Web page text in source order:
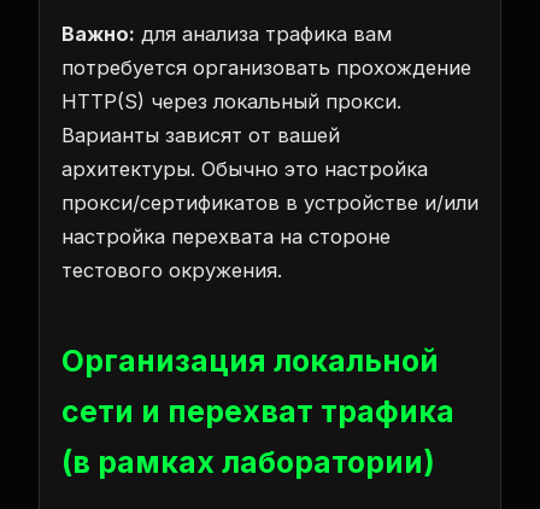
Важно: для анализа трафика вам
потребуется организовать прохождение
HTTP(S) через локальный прокси.
Варианты зависят от вашей
архитектуры. Обычно это настройка
прокси/сертификатов в устройстве и/или
настройка перехвата на стороне
тестового окружения.
Организация локальной
сети и перехват трафика
(в рамках лаборатории)